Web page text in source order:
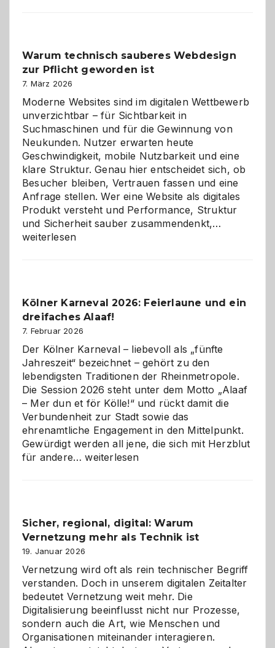
den
Logikrätseln
Warum technisch sauberes Webdesign
zur Pflicht geworden ist
7. März 2026
Moderne Websites sind im digitalen Wettbewerb
unverzichtbar – für Sichtbarkeit in
Suchmaschinen und für die Gewinnung von
Neukunden. Nutzer erwarten heute
Geschwindigkeit, mobile Nutzbarkeit und eine
klare Struktur. Genau hier entscheidet sich, ob
Besucher bleiben, Vertrauen fassen und eine
Anfrage stellen. Wer eine Website als digitales
Produkt versteht und Performance, Struktur
und Sicherheit sauber zusammendenkt,…
geworden
weiterlesen
Kölner Karneval 2026: Feierlaune und ein
dreifaches Alaaf!
7. Februar 2026
Der Kölner Karneval – liebevoll als „fünfte
Jahreszeit“ bezeichnet – gehört zu den
lebendigsten Traditionen der Rheinmetropole.
Die Session 2026 steht unter dem Motto „Alaaf
– Mer dun et för Kölle!“ und rückt damit die
Verbundenheit zur Stadt sowie das
ehrenamtliche Engagement in den Mittelpunkt.
Gewürdigt werden all jene, die sich mit Herzblut
für andere…Kölner
ein
dreifaches
Alaaf!
weiterlesen
Sicher, regional, digital: Warum
Vernetzung mehr als Technik ist
19. Januar 2026
Vernetzung wird oft als rein technischer Begriff
verstanden. Doch in unserem digitalen Zeitalter
bedeutet Vernetzung weit mehr. Die
Digitalisierung beeinflusst nicht nur Prozesse,
sondern auch die Art, wie Menschen und
Organisationen miteinander interagieren.